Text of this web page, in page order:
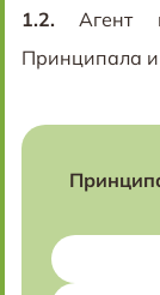
1.2. Агент
Принципала